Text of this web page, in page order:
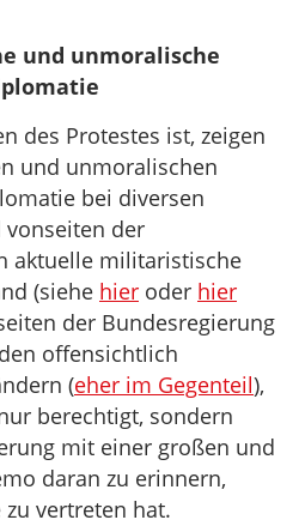
und unmoralische
des Protestes ist, zeigen
und unmoralischen
bei diversen
der
aktuelle militaristische
(siehe hier oder hier
der Bundesregierung
offensichtlich
(eher im Gegenteil),
berechtigt, sondern
mit einer großen und
daran zu erinnern,
vertreten hat.